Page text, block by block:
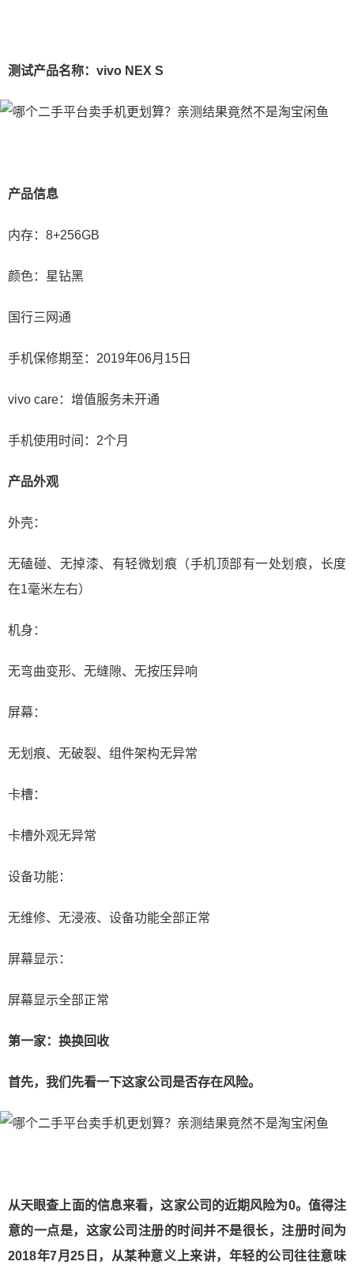
测试产品名称：vivo NEX S
产品信息
内存：8+256GB
颜色：星钻黑
国行三网通
手机保修期至：2019年06月15日
vivo care：增值服务未开通
手机使用时间：2个月
产品外观
外壳：
无磕碰、无掉漆、有轻微划痕（手机顶部有一处划痕，长度
在1毫米左右）
机身：
无弯曲变形、无缝隙、无按压异响
屏幕：
无划痕、无破裂、组件架构无异常
卡槽：
卡槽外观无异常
设备功能：
无维修、无浸液、设备功能全部正常
屏幕显示：
屏幕显示全部正常
第一家：换换回收
首先，我们先看一下这家公司是否存在风险。
从天眼查上面的信息来看，这家公司的近期风险为0。值得注
意的一点是，这家公司注册的时间并不是很长，注册时间为
2018年7月25日，从某种意义上来讲，年轻的公司往往意味